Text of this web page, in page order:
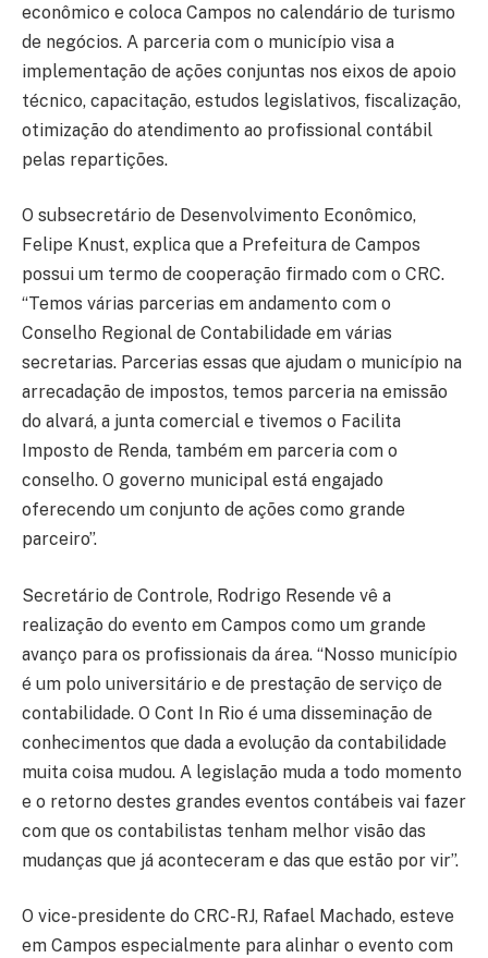
econômico e coloca Campos no calendário de turismo
de negócios. A parceria com o município visa a
implementação de ações conjuntas nos eixos de apoio
técnico, capacitação, estudos legislativos, fiscalização,
otimização do atendimento ao profissional contábil
pelas repartições.
O subsecretário de Desenvolvimento Econômico,
Felipe Knust, explica que a Prefeitura de Campos
possui um termo de cooperação firmado com o CRC.
“Temos várias parcerias em andamento com o
Conselho Regional de Contabilidade em várias
secretarias. Parcerias essas que ajudam o município na
arrecadação de impostos, temos parceria na emissão
do alvará, a junta comercial e tivemos o Facilita
Imposto de Renda, também em parceria com o
conselho. O governo municipal está engajado
oferecendo um conjunto de ações como grande
parceiro”.
Secretário de Controle, Rodrigo Resende vê a
realização do evento em Campos como um grande
avanço para os profissionais da área. “Nosso município
é um polo universitário e de prestação de serviço de
contabilidade. O Cont In Rio é uma disseminação de
conhecimentos que dada a evolução da contabilidade
muita coisa mudou. A legislação muda a todo momento
e o retorno destes grandes eventos contábeis vai fazer
com que os contabilistas tenham melhor visão das
mudanças que já aconteceram e das que estão por vir”.
O vice-presidente do CRC-RJ, Rafael Machado, esteve
em Campos especialmente para alinhar o evento com